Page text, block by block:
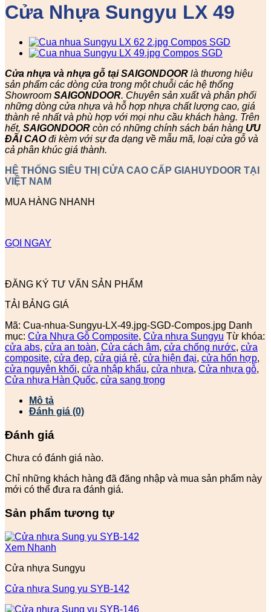
Cửa Nhựa Sungyu LX 49
Cửa nhựa và nhựa gỗ tại SAIGONDOOR là thương hiệu
sản phẩm các dòng cửa trong một chuỗi các hệ thống
Showroom SAIGONDOOR. Chuyên sản xuất và phân phối
những dòng cửa nhựa và hỗ hợp nhựa chất lượng cao, giá
thành rẻ nhất và phù hợp với mọi nhu cầu khách hàng. Trên
hết, SAIGONDOOR còn có những chính sách bán hàng ƯU
ĐÃI CAOđi kèm với sự đa dạng về mẫu mã, loại cửa gỗ và
cả phân khúc giá thành.
HỆ THỐNG SIÊU THỊ CỬA CAO CẤP GIAHUYDOOR TẠI
VIỆT NAM
MUA HÀNG NHANH
GỌI NGAY
ĐĂNG KÝ TƯ VẤN SẢN PHẨM
TẢI BẢNG GIÁ
Mã: Cua-nhua-Sungyu-LX-49.jpg-SGD-Compos.jpg Danh
mục: Cửa Nhựa Gỗ Composite, Cửa nhựa Sungyu Từ khóa:
cửa abs, cửa an toàn, Cửa cách âm, cửa chống nước, cửa
composite, cửa đẹp, cửa giá rẻ, cửa hiện đại, cửa hổn hợp,
cửa nguyên khối, cửa nhập khẩu, cửa nhựa, Cửa nhựa gỗ,
Cửa nhựa Hàn Quốc, cửa sang trọng
Mô tả
Đánh giá (0)
Đánh giá
Chưa có đánh giá nào.
Chỉ những khách hàng đã đăng nhập và mua sản phẩm này
mới có thể đưa ra đánh giá.
Sản phẩm tương tự
Xem Nhanh
Cửa nhựa Sungyu
Cửa nhựa Sung yu SYB-142